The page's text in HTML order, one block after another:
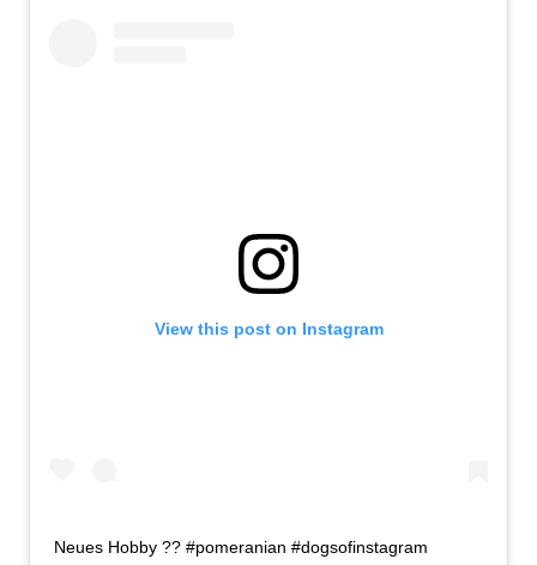
View this post on Instagram
Neues Hobby ?? #pomeranian #dogsofinstagram